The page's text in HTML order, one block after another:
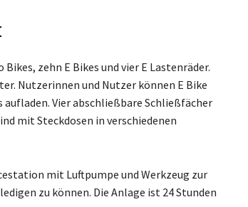
zehn E Bikes und vier E Lastenräder.
Nutzerinnen und Nutzer können E Bike
Vier abschließbare Schließfächer
mit Steckdosen in verschiedenen
mit Luftpumpe und Werkzeug zur
zu können. Die Anlage ist 24 Stunden